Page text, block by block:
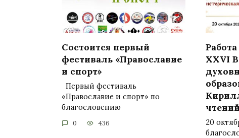
Состоится первый
фестиваль «Православие
и спорт»
Первый фестиваль
«Православие и спорт» по
благословению
0 436
XXVI
чтений
20